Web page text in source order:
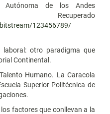
Autónoma de los Andes
123456789/
laboral: otro paradigma que
Continental.
Humano. La Caracola
Superior Politécnica de
factores que conllevan a la